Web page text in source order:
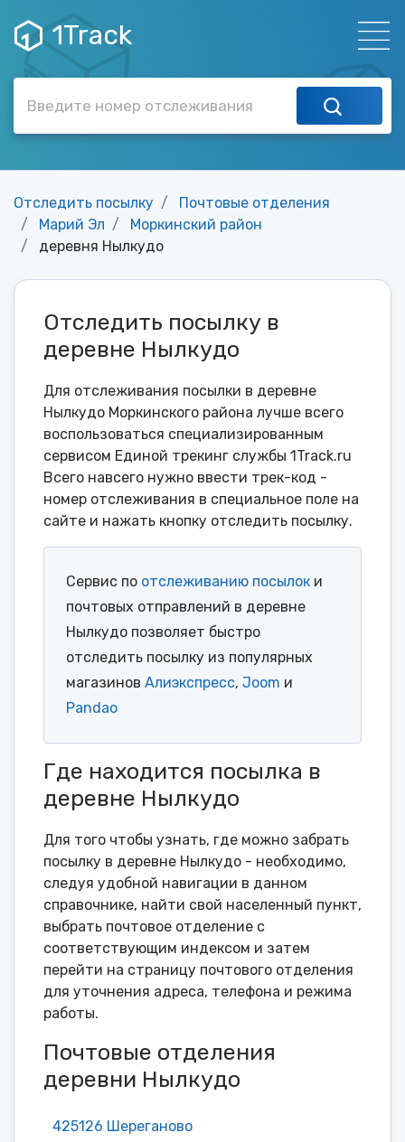
1Track
Отследить посылку
Почтовые отделения
Марий Эл
Моркинский район
деревня Нылкудо
Отследить посылку в
деревне Нылкудо
Для отслеживания посылки в деревне
Нылкудо Моркинского района лучше всего
воспользоваться специализированным
сервисом Единой трекинг службы 1Track.ru
Всего навсего нужно ввести трек-код -
номер отслеживания в специальное поле на
сайте и нажать кнопку отследить посылку.
Сервис по отслеживанию посылок и
почтовых отправлений в деревне
Нылкудо позволяет быстро
отследить посылку из популярных
магазинов Алиэкспресс, Joom и
Pandao
Где находится посылка в
деревне Нылкудо
Для того чтобы узнать, где можно забрать
посылку в деревне Нылкудо - необходимо,
следуя удобной навигации в данном
справочнике, найти свой населенный пункт,
выбрать почтовое отделение с
соответствующим индексом и затем
перейти на страницу почтового отделения
для уточнения адреса, телефона и режима
работы.
Почтовые отделения
деревни Нылкудо
425126 Шереганово